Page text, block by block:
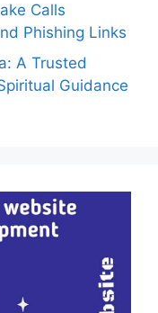
Calls
Phishing Links
A Trusted
Guidance